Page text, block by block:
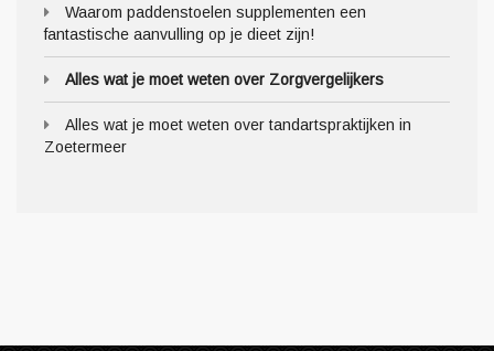
Waarom paddenstoelen supplementen een
fantastische aanvulling op je dieet zijn!
Alles wat je moet weten over Zorgvergelijkers
Alles wat je moet weten over tandartspraktijken in
Zoetermeer